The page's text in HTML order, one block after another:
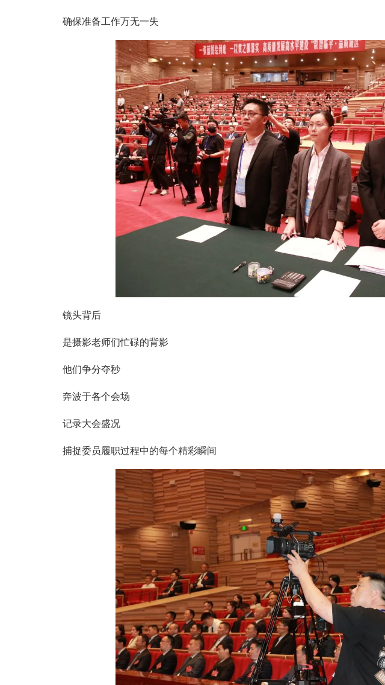
确保准备工作万无一失
镜头背后
是摄影老师们忙碌的背影
他们争分夺秒
奔波于各个会场
记录大会盛况
捕捉委员履职过程中的每个精彩瞬间